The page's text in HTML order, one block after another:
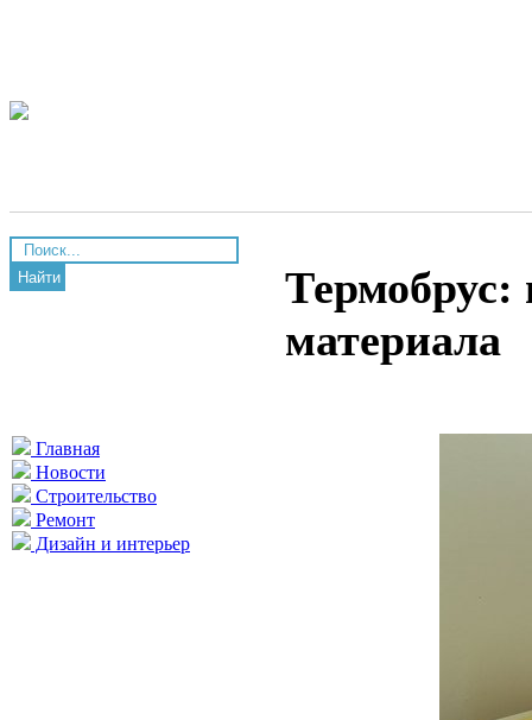
Найти
Главная
Новости
Строительство
Ремонт
Дизайн и интерьер
Термобрус:
материала